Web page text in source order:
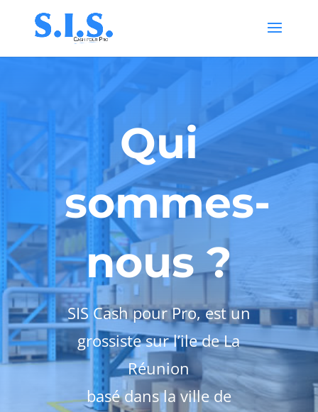
Qui
sommes-
nous ?
SIS Cash pour Pro, est un
grossiste sur l’ile de La
Réunion
basé dans la ville de